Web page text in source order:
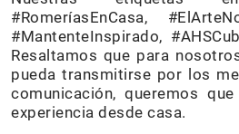
#RomeríasEnCasa,
#MantenteInspirado,
Resaltamos que para
pueda transmitirse por los
comunicación, queremos
experiencia desde casa.